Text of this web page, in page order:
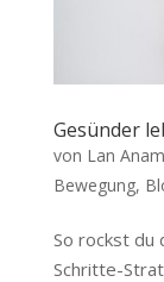
Gesünder
von Lan
Bewegung,
So rockst du
Schritte-